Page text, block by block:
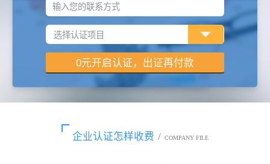
输入您的联系方式
企业认证怎样收费 / COMPANY FILE